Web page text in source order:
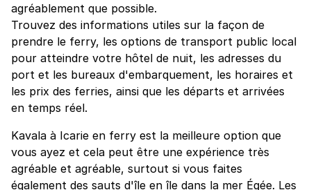
agréablement que possible.
Trouvez des informations utiles sur la façon de
prendre le ferry, les options de transport public local
pour atteindre votre hôtel de nuit, les adresses du
port et les bureaux d'embarquement, les horaires et
les prix des ferries, ainsi que les départs et arrivées
en temps réel.
Kavala à Icarie en ferry est la meilleure option que
vous ayez et cela peut être une expérience très
agréable et agréable, surtout si vous faites
également des sauts d'île en île dans la mer Égée. Les